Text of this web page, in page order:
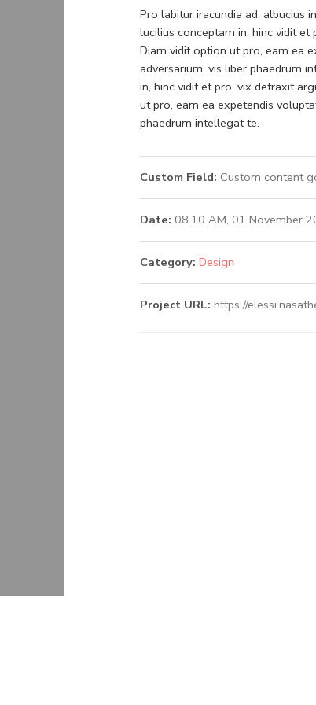
Pro labitur iracundia ad, albucius
lucilius conceptam in, hinc vidit
Diam vidit option ut pro, eam ea
adversarium, vis liber phaedrum
in, hinc vidit et pro, vix detraxit
ut pro, eam ea expetendis
phaedrum intellegat te.
Custom Field: Custom content
Date: 08.10 AM, 01 November
Category: Design
Project URL: https://